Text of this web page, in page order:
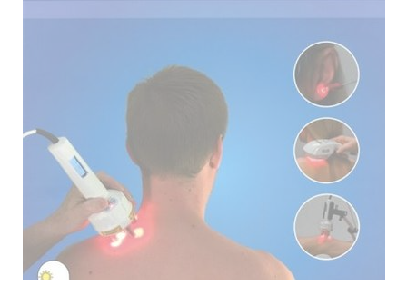
Bücher
Hygiene
Lehrtafeln
Medizin-
Produkte